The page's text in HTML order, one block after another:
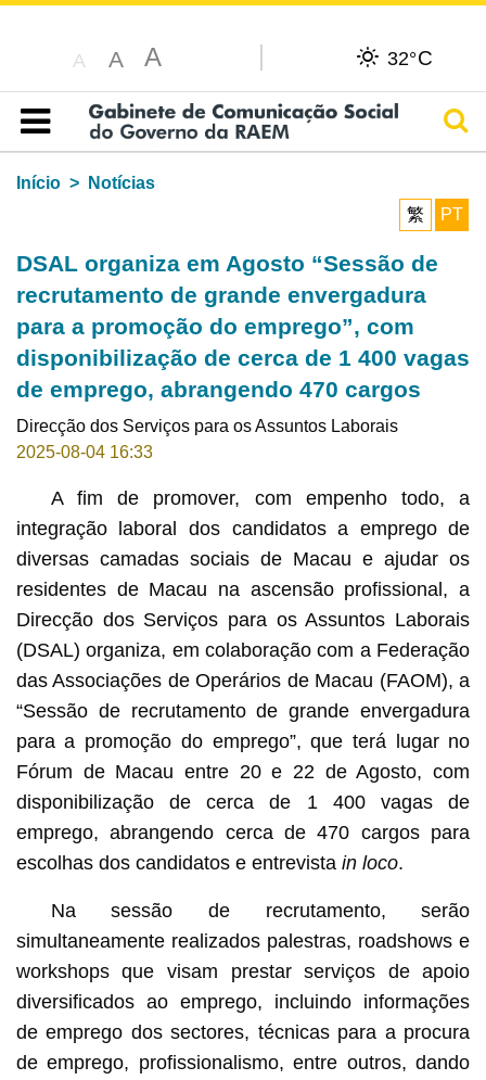
A A A 32°C
Índice
Início
Notícias
繁
PT
DSAL organiza em Agosto “Sessão de
recrutamento de grande envergadura
para a promoção do emprego”, com
disponibilização de cerca de 1 400 vagas
de emprego, abrangendo 470 cargos
Direcção dos Serviços para os Assuntos Laborais
2025-08-04 16:33
A fim de promover, com empenho todo, a
integração laboral dos candidatos a emprego de
diversas camadas sociais de Macau e ajudar os
residentes de Macau na ascensão profissional, a
Direcção dos Serviços para os Assuntos Laborais
(DSAL) organiza, em colaboração com a Federação
das Associações de Operários de Macau (FAOM), a
“Sessão de recrutamento de grande envergadura
para a promoção do emprego”, que terá lugar no
Fórum de Macau entre 20 e 22 de Agosto, com
disponibilização de cerca de 1 400 vagas de
emprego, abrangendo cerca de 470 cargos para
escolhas dos candidatos e entrevista in loco.
Na sessão de recrutamento, serão
simultaneamente realizados palestras, roadshows e
workshops que visam prestar serviços de apoio
diversificados ao emprego, incluindo informações
de emprego dos sectores, técnicas para a procura
de emprego, profissionalismo, entre outros, dando